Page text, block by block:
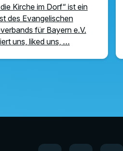
die Kirche im Dorf“ ist ein
des Evangelischen
für Bayern e.V.
uns, liked uns, …